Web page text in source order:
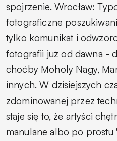
spojrzenie. Wrocław:
fotograficzne
tylko komunikat i
fotografii już od dawna -
choćby Moholy Nagy,
innych. W dzisiejszych
zdominowanej przez
staje się to, że artyści
manulane albo po prostu